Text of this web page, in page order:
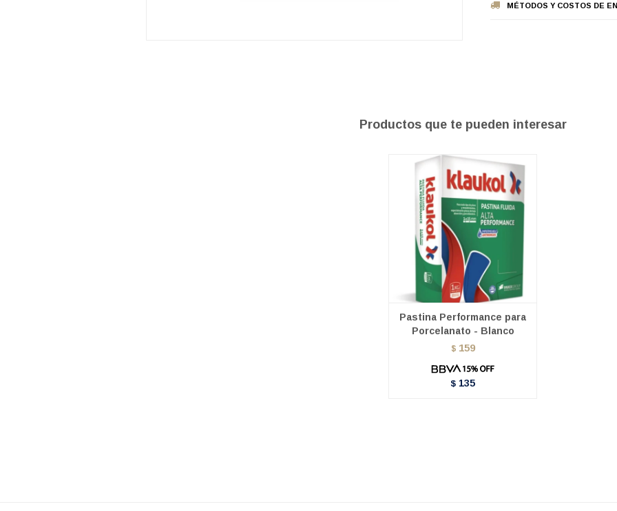
MÉTODOS Y COSTOS DE
Productos que te pueden interesar
Pastina Performance para
Porcelanato - Blanco
$ 159
$ 135